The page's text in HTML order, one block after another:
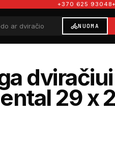
+370 625 93048
NUOMA
dviračiui
29 x